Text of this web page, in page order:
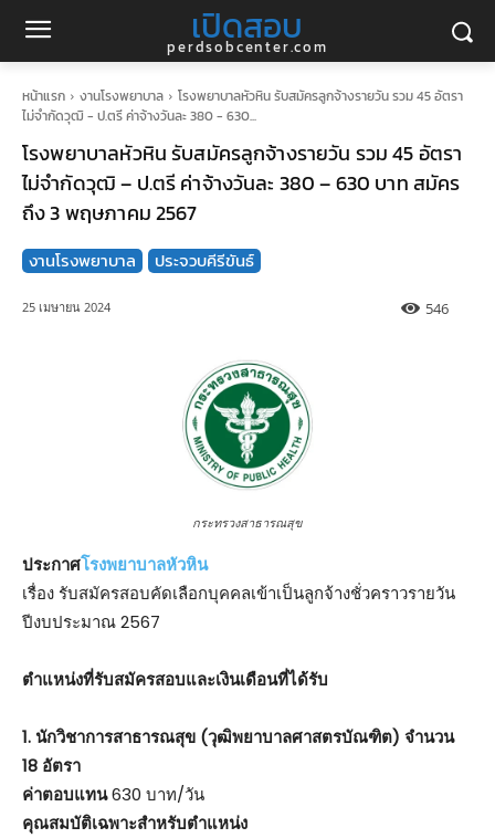
เปิดสอบ
perdsobcenter.com
หน้าแรก งานโรงพยาบาล
โรงพยาบาลหัวหิน รับสมัครลูกจ้างรายวัน รวม 45 อัตรา
ไม่จำกัดวุฒิ - ป.ตรี ค่าจ้างวันละ 380 - 630...
โรงพยาบาลหัวหิน รับสมัครลูกจ้างรายวัน รวม 45 อัตรา
ไม่จำกัดวุฒิ – ป.ตรี ค่าจ้างวันละ 380 – 630 บาท สมัคร
ถึง 3 พฤษภาคม 2567
งานโรงพยาบาล ประจวบคีรีขันธ์
25 เมษายน 2024 546
กระทรวงสาธารณสุข
ประกาศโรงพยาบาลหัวหิน
เรื่อง รับสมัครสอบคัดเลือกบุคคลเข้าเป็นลูกจ้างชั่วคราวรายวัน
ปีงบประมาณ 2567
ตําแหน่งที่รับสมัครสอบและเงินเดือนที่ได้รับ
1. นักวิชาการสาธารณสุข (วุฒิพยาบาลศาสตรบัณฑิต) จำนวน
18 อัตรา
ค่าตอบแทน630 บาท/วัน
คุณสมบัติเฉพาะสำหรับตำแหน่ง